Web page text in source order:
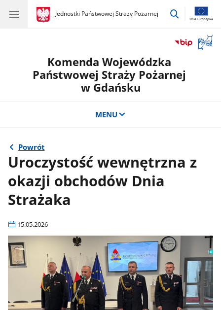
gov.pl
Jednostki Państwowej Straży Pożarnej
gov.pl
Jednostki
przejdź
okno
Komenda Wojewódzka
Państwowej Straży Pożarnej
w Gdańsku
MENU
Powrót
Uroczystość wewnętrzna z
okazji obchodów Dnia
Strażaka
15.05.2026